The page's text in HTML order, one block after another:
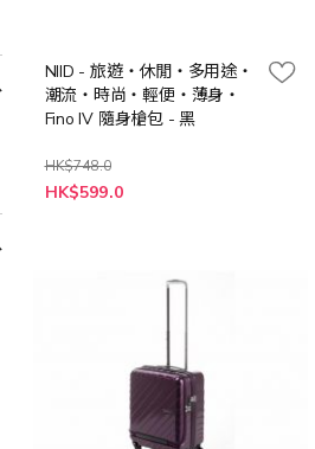
NIID - 旅遊‧休閒‧多用途‧
潮流‧時尚‧輕便‧薄身‧
Fino IV 隨身槍包 - 黑
HK$748.0
特
殊
HK$599.0